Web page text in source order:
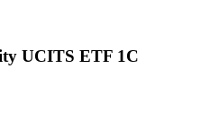
UCITS ETF 1C